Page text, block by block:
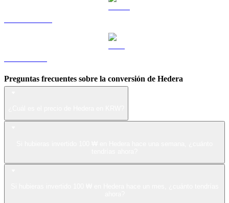
Preguntas frecuentes sobre la conversión de Hedera